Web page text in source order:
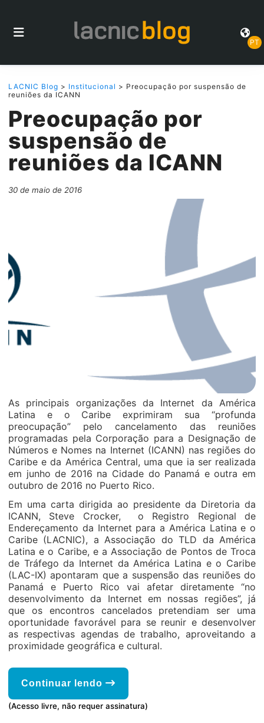
PT
LACNIC Blog > Institucional > Preocupação por suspensão de
reuniões da ICANN
Preocupação por
suspensão de
reuniões da ICANN
30 de maio de 2016
As principais organizações da Internet da América
Latina e o Caribe exprimiram sua “profunda
preocupação” pelo cancelamento das reuniões
programadas pela Corporação para a Designação de
Números e Nomes na Internet (ICANN) nas regiões do
Caribe e da América Central, uma que ia ser realizada
em junho de 2016 na Cidade do Panamá e outra em
outubro de 2016 no Puerto Rico.
Em uma carta dirigida ao presidente da Diretoria da
ICANN, Steve Crocker, o Registro Regional de
Endereçamento da Internet para a América Latina e o
Caribe (LACNIC), a Associação do TLD da América
Latina e o Caribe, e a Associação de Pontos de Troca
de Tráfego da Internet da América Latina e o Caribe
(LAC-IX) apontaram que a suspensão das reuniões do
Panamá e Puerto Rico vai afetar diretamente “no
desenvolvimento da Internet em nossas regiões”, já
que os encontros cancelados pretendiam ser uma
oportunidade favorável para se reunir e desenvolver
as respectivas agendas de trabalho, aproveitando a
proximidade geográfica e cultural.
Continuar lendo
(Acesso livre, não requer assinatura)